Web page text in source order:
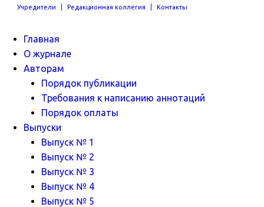
Учредители Редакционная коллегия Контакты
Главная
О журнале
Авторам
Порядок публикации
Требования к написанию аннотаций
Порядок оплаты
Выпуски
Выпуск № 1
Выпуск № 2
Выпуск № 3
Выпуск № 4
Выпуск № 5